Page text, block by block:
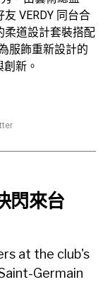
VERDY 同台合
柔道設計套裝搭配
服飾重新設計的
新。
閃來台